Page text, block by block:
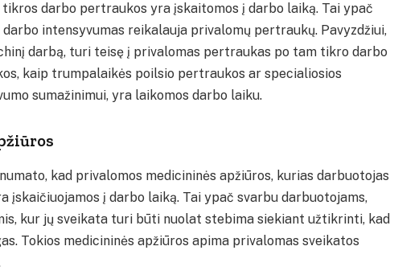
darbo pertraukos yra įskaitomos į darbo laiką. Tai ypač
intensyvumas reikalauja privalomų pertraukų. Pavyzdžiui,
darbą, turi teisę į privalomas pertraukas po tam tikro darbo
kaip trumpalaikės poilsio pertraukos ar specialiosios
sumažinimui, yra laikomos darbo laiku.
kad privalomos medicininės apžiūros, kurias darbuotojas
įskaičiuojamos į darbo laiką. Tai ypač svarbu darbuotojams,
kur jų sveikata turi būti nuolat stebima siekiant užtikrinti, kad
Tokios medicininės apžiūros apima privalomas sveikatos